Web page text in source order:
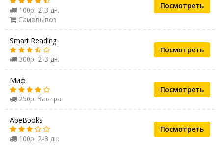
100р. 2-3 дн.
Самовывоз
Посмотреть
Smart Reading
300р. 2-3 дн.
Посмотреть
Миф
250р. Завтра
Посмотреть
AbeBooks
100р. 2-3 дн.
Посмотреть